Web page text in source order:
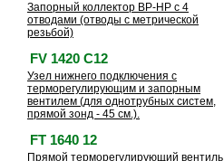
Запорный коллектор BP-HP с 4
отводами (отводы с метрической
резьбой)
FV 1420 C12
Узел нижнего подключения с
терморегулирующим и запорным
вентилем (для однотрубных систем,
прямой зонд - 45 см.).
FT 1640 12
Прямой терморегулирующий вентиль